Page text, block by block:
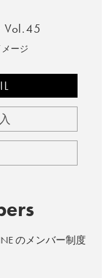
ージ
のメンバー制度